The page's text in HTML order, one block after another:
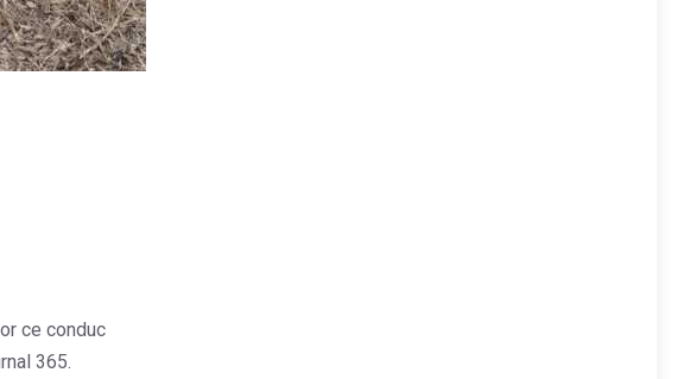
ce conduc
365.